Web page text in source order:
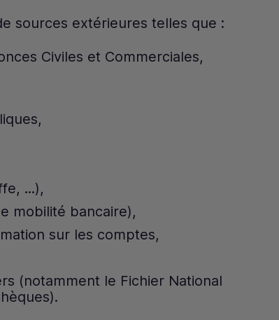
sources extérieures telles que :
Civiles et Commerciales,
...),
mobilité bancaire),
sur les comptes,
(notamment le Fichier National